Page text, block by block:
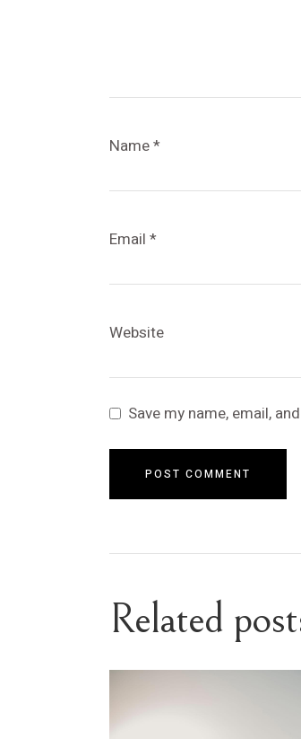
Name*
Email *
Website
Save my name, email,
POST COMMENT
Related